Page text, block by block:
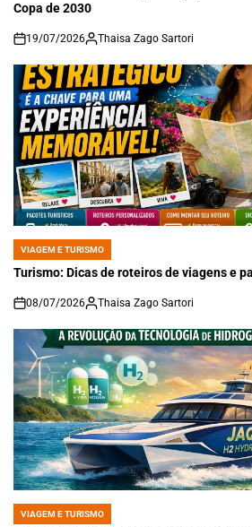
Copa de 2030
on
19/07/2026 Thaisa Zago Sartori
POSTED
IN
VIAGEM E TURISMO
Turismo: Dicas de roteiros de viagens e
on
08/07/2026 Thaisa Zago Sartori
POSTED
VIAGEM E TURISMO